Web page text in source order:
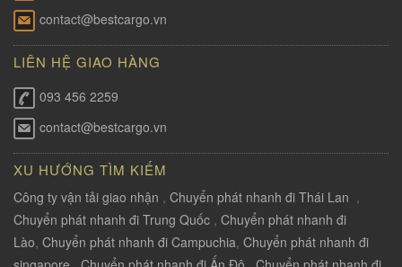
contact@bestcargo.vn
LIÊN HỆ GIAO HÀNG
093 456 2259
contact@bestcargo.vn
XU HƯỚNG TÌM KIẾM
Công ty vận tải giao nhận , Chuyển phát nhanh đi Thái Lan ,
Chuyển phát nhanh đi Trung Quốc , Chuyển phát nhanh đi
Lào, Chuyển phát nhanh đi Campuchia, Chuyển phát nhanh đi